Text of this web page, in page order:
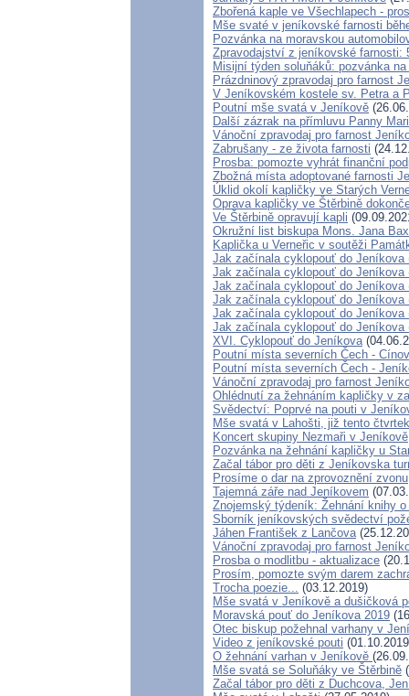
Zbořená kaple ve Všechlapech -
Mše svaté v jeníkovské farnosti
Pozvánka na moravskou
Zpravodajství z jeníkovské farnosti:
Misijní týden soluňáků: pozvánka
Prázdninový zpravodaj pro farnost
V Jeníkovském kostele sv. Petra a
Poutní mše svatá v Jeníkově
Další zázrak na přímluvu Panny
Vánoční zpravodaj pro farnost
Zabrušany - ze života farnosti
Prosba: pomozte vyhrát finanční
Zbožná místa adoptované farnosti
Úklid okolí kapličky ve Starých
Oprava kapličky ve Štěrbině
Ve Štěrbině opravují kapli
Okružní list biskupa Mons. Jana
Kaplička u Verneřic v soutěži
Jak začínala cyklopouť do Jeníkova
Jak začínala cyklopouť do Jeníkova
Jak začínala cyklopouť do Jeníkova
Jak začínala cyklopouť do Jeníkova
Jak začínala cyklopouť do Jeníkova
Jak začínala cyklopouť do Jeníkova
XVI. Cyklopouť do Jeníkova
Poutní místa severních Čech -
Poutní místa severních Čech -
Vánoční zpravodaj pro farnost
Ohlédnutí za žehnáním kapličky v
Svědectví: Poprvé na pouti v
Mše svatá v Lahošti, již tento čtvrtek
Koncert skupiny Nezmaři v Jeníkově
Pozvánka na žehnání kapličky u
Začal tábor pro děti z Jeníkovska
Prosíme o dar na zprovoznění zvonu
Tajemná záře nad Jeníkovem
Znojemský týdeník: Žehnání knihy
Sborník jeníkovských svědectví
Jáhen František z Lančova
Vánoční zpravodaj pro farnost
Prosba o modlitbu - aktualizace
Prosím, pomozte svým darem
Trocha poezie... (03.12.2019)
Mše svatá v Jeníkově a dušičková
Moravská pouť do Jeníkova 2019
Otec biskup požehnal varhany v
Video z jeníkovské pouti
O žehnání varhan v Jeníkově
Mše svatá se Soluňáky ve Štěrbině
Začal tábor pro děti z Duchcova,